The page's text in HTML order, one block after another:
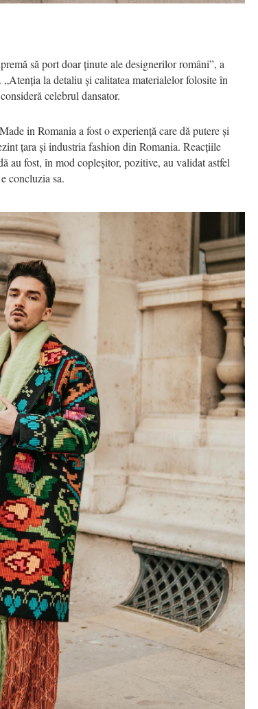
să port doar ținute ale designerilor români”, a
la detaliu și calitatea materialelor folosite în
celebrul dansator.
in Romania a fost o experiență care dă putere și
țara și industria fashion din Romania. Reacțiile
au fost, în mod copleșitor, pozitive, au validat astfel
concluzia sa.